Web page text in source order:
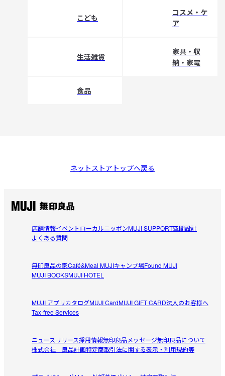
こども
コスメ・ケ
ア
生活雑貨
家具・収
納・家電
食品
ネットストアトップへ戻る
店舗情報イベントローカルニッポンMUJI SUPPORT空間設計
よくある質問
無印良品の家Café&Meal MUJIキャンプ場Found MUJI
MUJI BOOKSMUJI HOTEL
MUJI アプリカタログMUJI CardMUJI GIFT CARD法人のお客様へ
Tax-free Services
ニュースリリース採用情報無印良品メッセージ無印良品について
株式会社 良品計画特定商取引法に関する表示・利用規約等